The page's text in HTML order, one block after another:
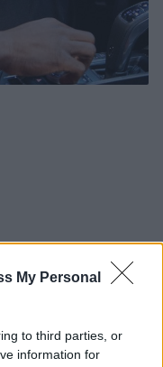
My Personal
to third parties, or
information for